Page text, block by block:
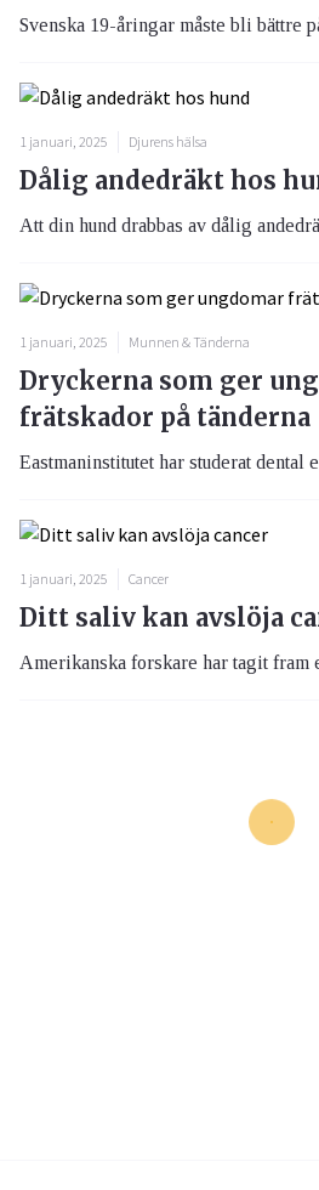
Svenska 19-åringar måste bli bättre
1 januari, 2025 Djurens hälsa
Dålig andedräkt hos
Att din hund drabbas av dålig
1 januari, 2025 Munnen & Tänderna
Dryckerna som ger
frätskador på tänderna
Eastmaninstitutet har studerat dental
1 januari, 2025 Cancer
Ditt saliv kan avslöja
Amerikanska forskare har tagit fram